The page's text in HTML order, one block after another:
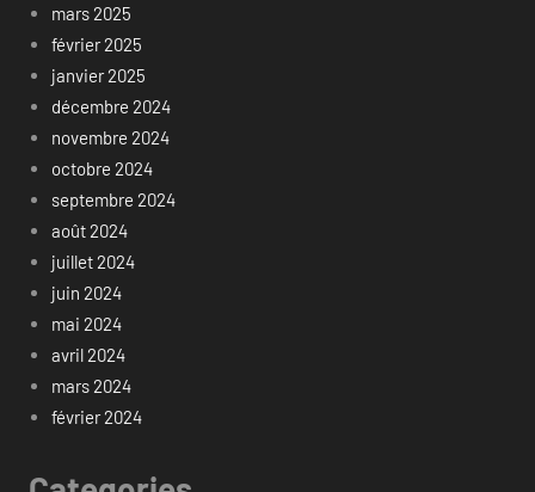
mars 2025
février 2025
janvier 2025
décembre 2024
novembre 2024
octobre 2024
septembre 2024
août 2024
juillet 2024
juin 2024
mai 2024
avril 2024
mars 2024
février 2024